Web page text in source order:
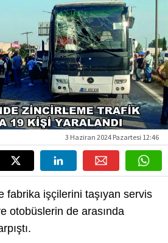
3 Haziran 2024 Pazartesi 12:46
fabrika işçilerini taşıyan servis
otobüslerin de arasında